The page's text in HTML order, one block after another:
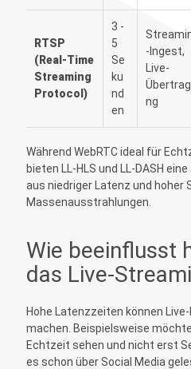
RTSP
(Real-Time
Streaming
Protocol)
3 -
5
Se
ku
nd
en
-Ingest,
Live-
ng
Während WebRTC ideal für
bieten LL-HLS und LL-DASH
aus niedriger Latenz und hoher
Massenausstrahlungen.
Wie beeinflusst
das Live-
Hohe Latenzzeiten können
machen. Beispielsweise
Echtzeit sehen und nicht erst
es schon über Social Media